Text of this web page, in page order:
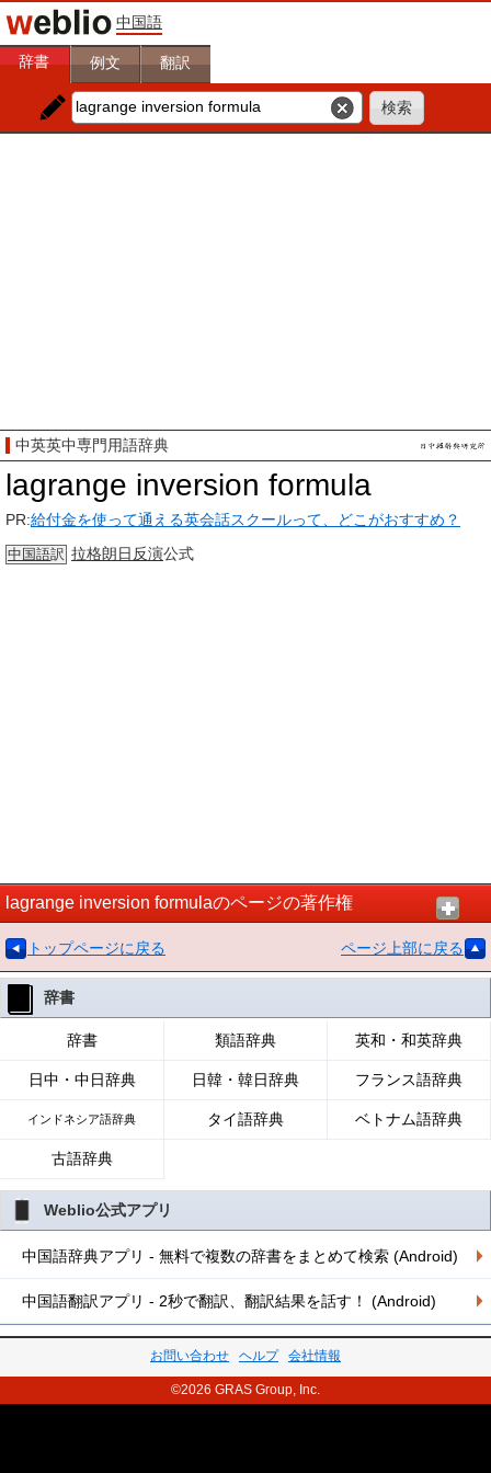
中国語
辞書 例文 翻訳
中英英中専門用語辞典
lagrange inversion formula
PR:給付金を使って通える英会話スクールって、どこがおすすめ？
中国語訳 拉格朗日 反演公式
lagrange inversion formulaのページの著作権
トップページに戻る ページ上部に戻る
辞書
辞書 類語辞典 英和・和英辞典
日中・中日辞典 日韓・韓日辞典 フランス語辞典
インドネシア語辞典 タイ語辞典 ベトナム語辞典
古語辞典
Weblio公式アプリ
中国語辞典アプリ - 無料で複数の辞書をまとめて検索 (Android)
中国語翻訳アプリ - 2秒で翻訳、翻訳結果を話す！ (Android)
お問い合わせ ヘルプ 会社情報
©2026 GRAS Group, Inc.